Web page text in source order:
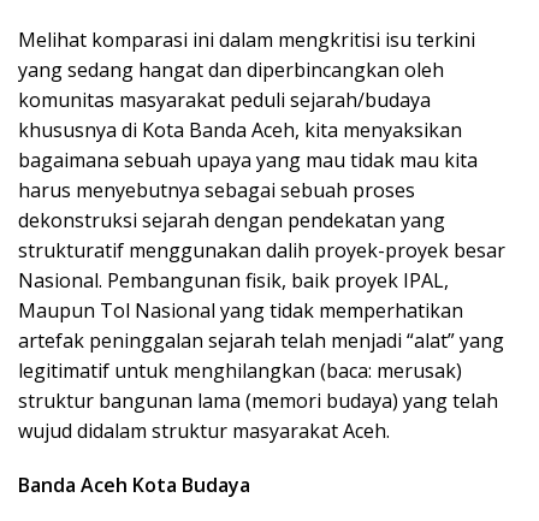
Melihat komparasi ini dalam mengkritisi isu terkini
yang sedang hangat dan diperbincangkan oleh
komunitas masyarakat peduli sejarah/budaya
khususnya di Kota Banda Aceh, kita menyaksikan
bagaimana sebuah upaya yang mau tidak mau kita
harus menyebutnya sebagai sebuah proses
dekonstruksi sejarah dengan pendekatan yang
strukturatif menggunakan dalih proyek-proyek besar
Nasional. Pembangunan fisik, baik proyek IPAL,
Maupun Tol Nasional yang tidak memperhatikan
artefak peninggalan sejarah telah menjadi “alat” yang
legitimatif untuk menghilangkan (baca: merusak)
struktur bangunan lama (memori budaya) yang telah
wujud didalam struktur masyarakat Aceh.
Banda Aceh Kota Budaya